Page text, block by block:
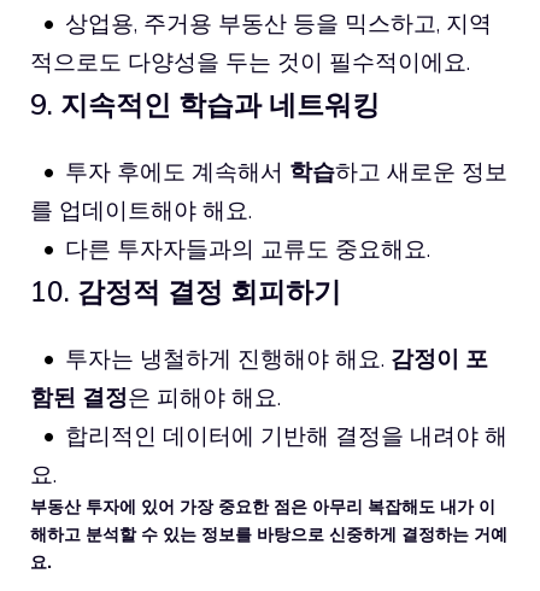
상업용, 주거용 부동산 등을 믹스하고, 지역
적으로도 다양성을 두는 것이 필수적이에요.
9. 지속적인 학습과 네트워킹
투자 후에도 계속해서 학습하고 새로운 정보
를 업데이트해야 해요.
다른 투자자들과의 교류도 중요해요.
10. 감정적 결정 회피하기
투자는 냉철하게 진행해야 해요. 감정이 포
함된 결정은 피해야 해요.
합리적인 데이터에 기반해 결정을 내려야 해
요.
부동산 투자에 있어 가장 중요한 점은 아무리 복잡해도 내가 이
해하고 분석할 수 있는 정보를 바탕으로 신중하게 결정하는 거예
요.